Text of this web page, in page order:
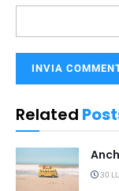
Related
30